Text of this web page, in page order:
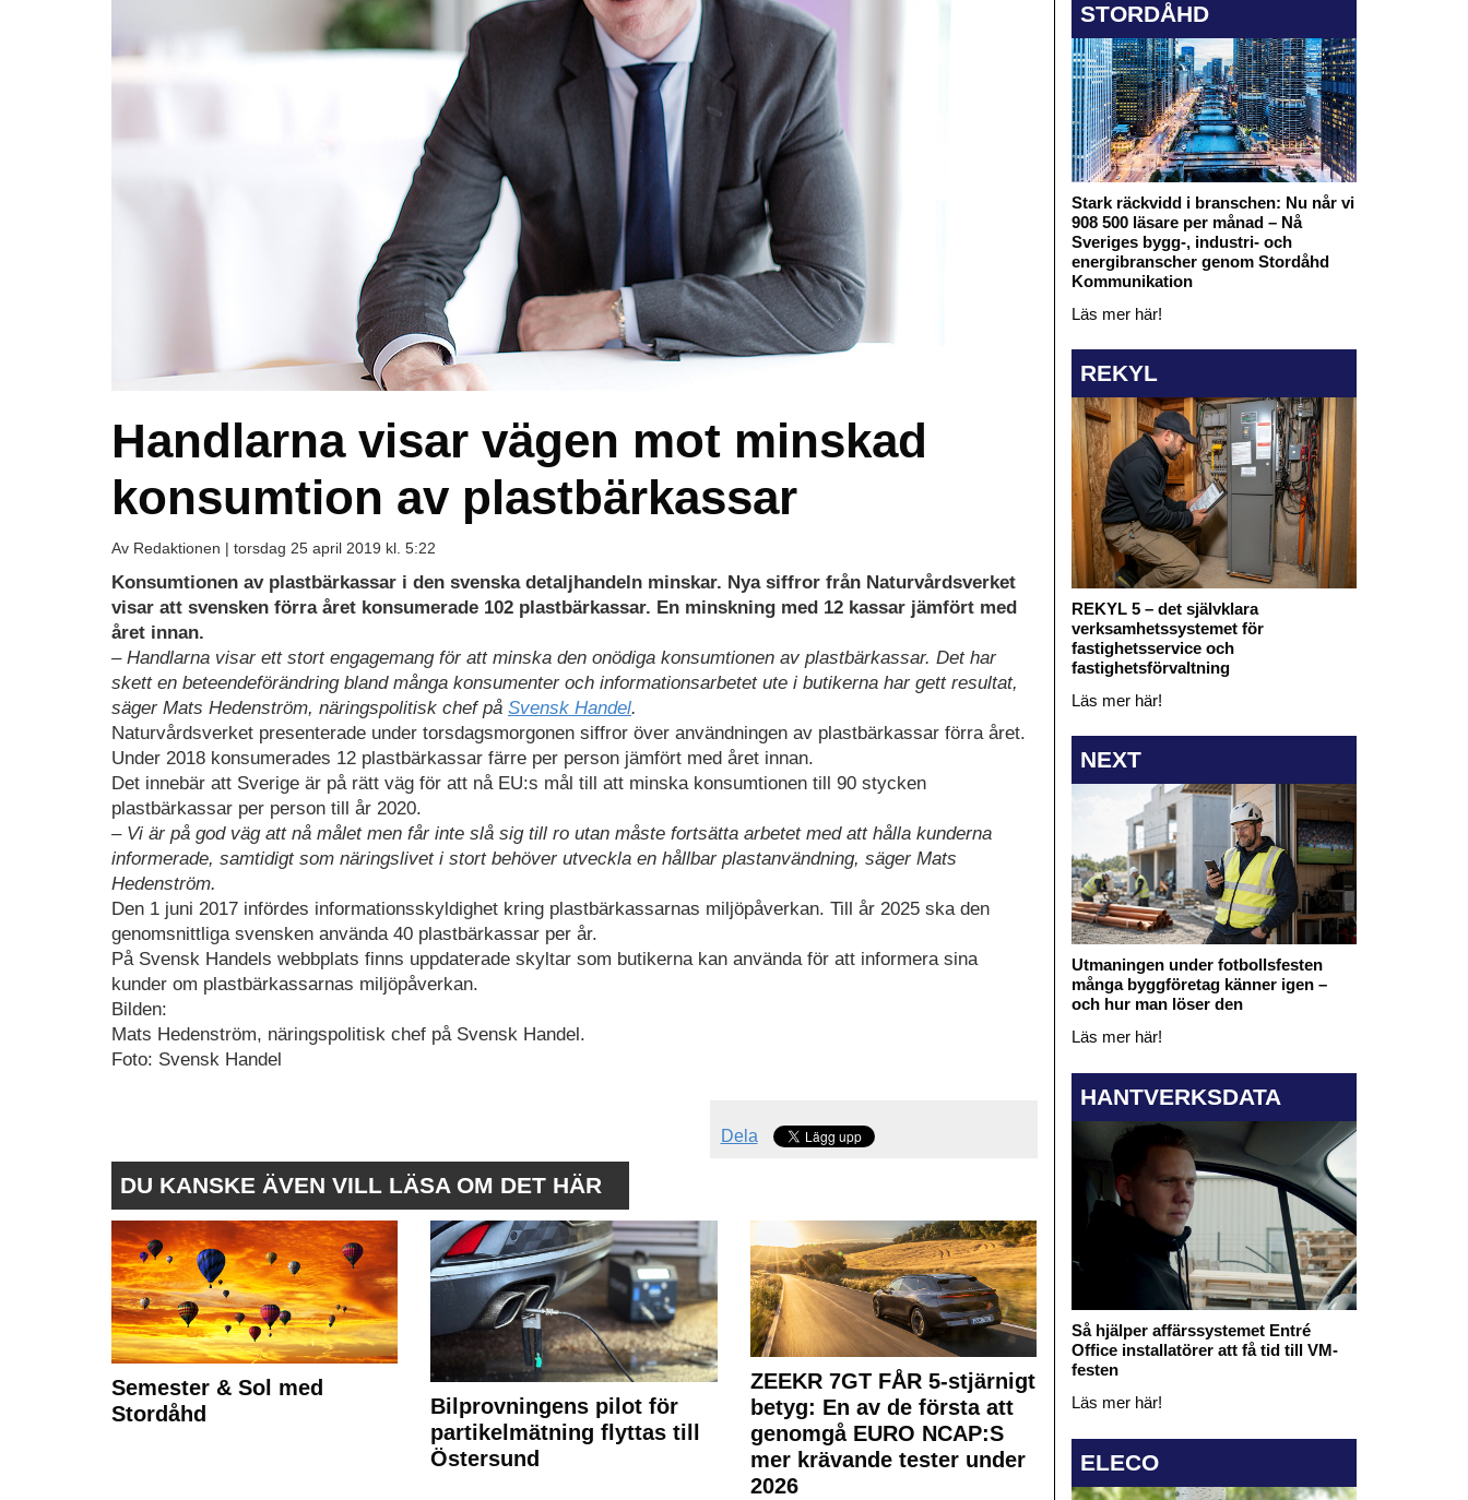
Handlarna visar vägen mot minskad
konsumtion av plastbärkassar
Av Redaktionen | torsdag 25 april 2019 kl. 5:22
Konsumtionen av plastbärkassar i den svenska detaljhandeln minskar. Nya siffror från Naturvårdsverket
visar att svensken förra året konsumerade 102 plastbärkassar. En minskning med 12 kassar jämfört med
året innan.
– Handlarna visar ett stort engagemang för att minska den onödiga konsumtionen av plastbärkassar. Det har
skett en beteendeförändring bland många konsumenter och informationsarbetet ute i butikerna har gett resultat,
säger Mats Hedenström, näringspolitisk chef på Svensk Handel.
Naturvårdsverket presenterade under torsdagsmorgonen siffror över användningen av plastbärkassar förra året.
Under 2018 konsumerades 12 plastbärkassar färre per person jämfört med året innan.
Det innebär att Sverige är på rätt väg för att nå EU:s mål till att minska konsumtionen till 90 stycken
plastbärkassar per person till år 2020.
– Vi är på god väg att nå målet men får inte slå sig till ro utan måste fortsätta arbetet med att hålla kunderna
informerade, samtidigt som näringslivet i stort behöver utveckla en hållbar plastanvändning, säger Mats
Hedenström.
Den 1 juni 2017 infördes informationsskyldighet kring plastbärkassarnas miljöpåverkan. Till år 2025 ska den
genomsnittliga svensken använda 40 plastbärkassar per år.
På Svensk Handels webbplats finns uppdaterade skyltar som butikerna kan använda för att informera sina
kunder om plastbärkassarnas miljöpåverkan.
Bilden:
Mats Hedenström, näringspolitisk chef på Svensk Handel.
Foto: Svensk Handel
Dela
DU KANSKE ÄVEN VILL LÄSA OM DET HÄR
Semester & Sol med
Stordåhd
Bilprovningens pilot för
partikelmätning flyttas till
Östersund
ZEEKR 7GT FÅR 5-stjärnigt
betyg: En av de första att
genomgå EURO NCAP:S
mer krävande tester under
2026
STORDÅHD
Stark räckvidd i branschen: Nu når vi
908 500 läsare per månad – Nå
Sveriges bygg-, industri- och
energibranscher genom Stordåhd
Kommunikation
Läs mer här!
REKYL
REKYL 5 – det självklara
verksamhetssystemet för
fastighetsservice och
fastighetsförvaltning
Läs mer här!
NEXT
Utmaningen under fotbollsfesten
många byggföretag känner igen –
och hur man löser den
Läs mer här!
HANTVERKSDATA
Så hjälper affärssystemet Entré
Office installatörer att få tid till VM-
festen
Läs mer här!
ELECO